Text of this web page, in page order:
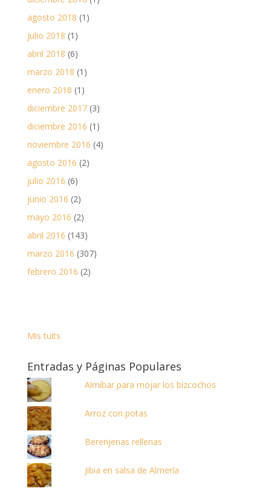
agosto 2018 (1)
julio 2018 (1)
abril 2018 (6)
marzo 2018 (1)
enero 2018 (1)
diciembre 2017(3)
diciembre 2016 (1)
noviembre 2016 (4)
agosto 2016 (2)
julio 2016 (6)
junio 2016 (2)
mayo 2016 (2)
abril 2016 (143)
marzo 2016 (307)
febrero 2016 (2)
Mis tuits
Entradas y Páginas Populares
Almíbar para mojar los bizcochos
Arroz con potas
Berenjenas rellenas
Jibia en salsa de Almería